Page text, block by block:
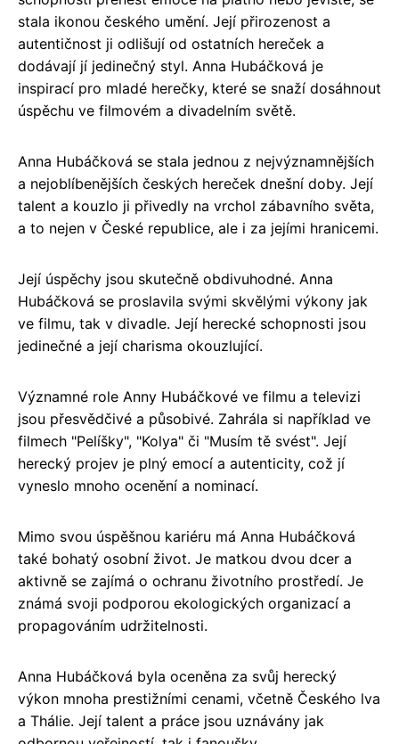
stala ikonou českého umění. Její přirozenost a
autentičnost ji odlišují od ostatních hereček a
dodávají jí jedinečný styl. Anna Hubáčková je
inspirací pro mladé herečky, které se snaží dosáhnout
úspěchu ve filmovém a divadelním světě.
Anna Hubáčková se stala jednou z nejvýznamnějších
a nejoblíbenějších českých hereček dnešní doby. Její
talent a kouzlo ji přivedly na vrchol zábavního světa,
a to nejen v České republice, ale i za jejími hranicemi.
Její úspěchy jsou skutečně obdivuhodné. Anna
Hubáčková se proslavila svými skvělými výkony jak
ve filmu, tak v divadle. Její herecké schopnosti jsou
jedinečné a její charisma okouzlující.
Významné role Anny Hubáčkové ve filmu a televizi
jsou přesvědčivé a působivé. Zahrála si například ve
filmech "Pelíšky", "Kolya" či "Musím tě svést". Její
herecký projev je plný emocí a autenticity, což jí
vyneslo mnoho ocenění a nominací.
Mimo svou úspěšnou kariéru má Anna Hubáčková
také bohatý osobní život. Je matkou dvou dcer a
aktivně se zajímá o ochranu životního prostředí. Je
známá svoji podporou ekologických organizací a
propagováním udržitelnosti.
Anna Hubáčková byla oceněna za svůj herecký
výkon mnoha prestižními cenami, včetně Českého lva
a Thálie. Její talent a práce jsou uznávány jak